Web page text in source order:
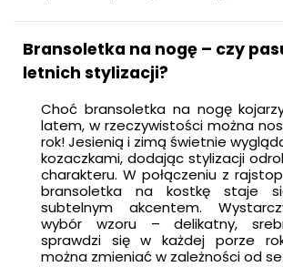
Bransoletka na nogę – czy
letnich stylizacji?
Choć bransoletka na nogę
latem, w rzeczywistości można
rok! Jesienią i zimą świetnie
kozaczkami, dodając stylizacji
charakteru. W połączeniu z
bransoletka na kostkę staje
subtelnym akcentem.
wybór wzoru – delikatny,
sprawdzi się w każdej porze
można zmieniać w zależności od